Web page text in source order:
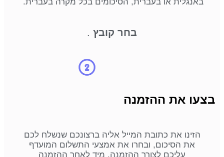
בחר קובץ .
בצעו את ההזמנה
הזינו את כתובת המייל אליה ברצונכם שנשלח לכם
את הסיכום, ובחרו את אמצעי התשלום המועדף
עליכם לצורך ההזמנה. מיד לאחר ההזמנה